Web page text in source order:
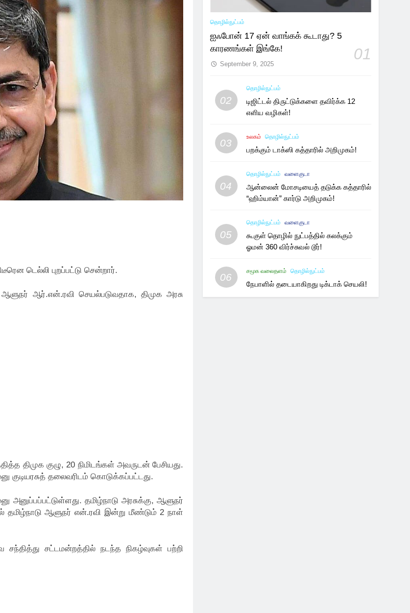
டெல்லி புறப்பட்டு சென்றார்.
ஆர்.என்.ரவி செயல்படுவதாக, திமுக அரசு
திமுக குழு, 20 நிமிடங்கள் அவருடன் பேசியது.
குடியரசுத் தலைவரிடம் கொடுக்கப்பட்டது.
அனுப்பப்பட்டுள்ளது. தமிழ்நாடு அரசுக்கு, ஆளுநர்
தமிழ்நாடு ஆளுநர் என்.ரவி இன்று மீண்டும் 2 நாள்
சட்டமன்றத்தில் நடந்த நிகழ்வுகள் பற்றி
தொழில்நுட்பம்
ஐஃபோன் 17 ஏன் வாங்கக் கூடாது? 5
காரணங்கள் இங்கே!
01
September 9, 2025
02
தொழில்நுட்பம்
டிஜிட்டல் திருட்டுக்களை தவிர்க்க 12
எளிய வழிகள்!
03
உலகம் தொழில்நுட்பம்
பறக்கும் டாக்ஸி கத்தாரில் அறிமுகம்!
04
தொழில்நுட்பம் வளைகுடா
ஆன்லைன் மோசடியைத் தடுக்க கத்தாரில்
“ஹிம்யான்” கார்டு அறிமுகம்!
05
தொழில்நுட்பம் வளைகுடா
கூகுள் தொழில் நுட்பத்தில் கலக்கும்
ஓமன் 360 விர்ச்சுவல் டூர்!
06
சமூக வலைதளம் தொழில்நுட்பம்
நேபாளில் தடையாகிறது டிக்டாக் செயலி!